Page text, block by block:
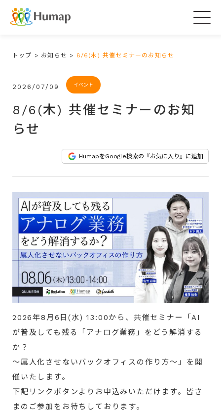
トップ > お知らせ > 8/6(木) 共催セミナーのお知らせ
2026/07/09 イベント
8/6(木) 共催セミナーのお知
らせ
HumapをGoogle検索の『お気に入り』に追加
2026年8月6日(水) 13:00から、共催セミナー「AI
が普及しても残る「アナログ業務」をどう解消する
か？
～属人化させないバックオフィスの作り方～」を開
催いたします。
下記リンクボタンよりお申込みいただけます。皆さ
まのご参加をお待ちしております。